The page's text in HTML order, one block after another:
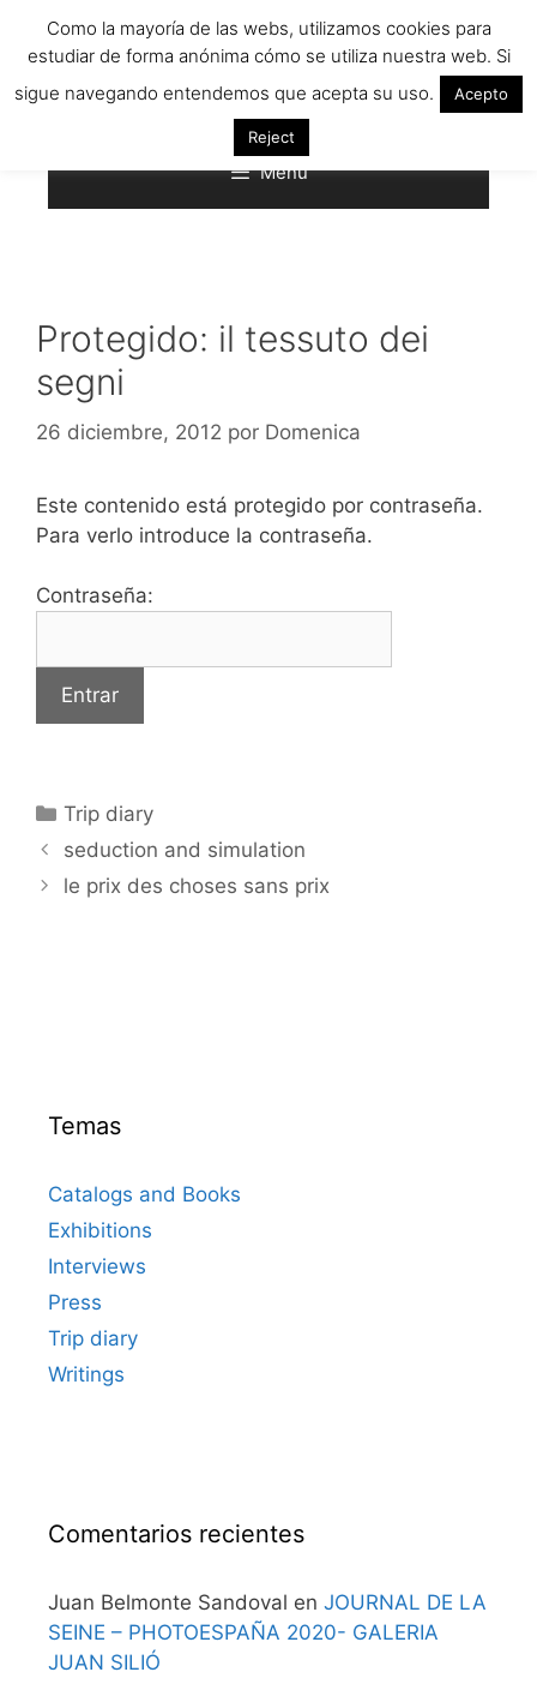
Menú
Protegido: il tessuto dei
segni
26 diciembre, 2012 por Domenica
Este contenido está protegido por contraseña.
Para verlo introduce la contraseña.
Contraseña:
Categorías
Trip diary
seduction and simulation
le prix des choses sans prix
Temas
Catalogs and Books
Exhibitions
Interviews
Press
Trip diary
Writings
Comentarios recientes
Juan Belmonte Sandoval en JOURNAL DE LA
SEINE – PHOTOESPAÑA 2020- GALERIA
JUAN SILIÓ
Como la mayoría de las webs, utilizamos cookies para
estudiar de forma anónima cómo se utiliza nuestra web. Si
sigue navegando entendemos que acepta su uso.
Acepto
Reject